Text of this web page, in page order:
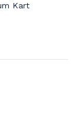
Kart